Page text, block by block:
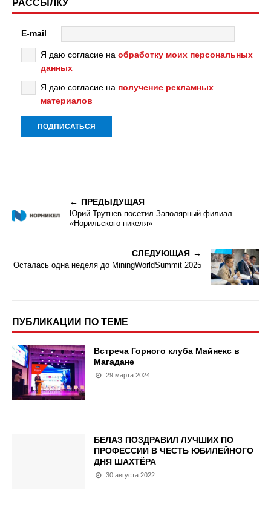
РАССЫЛКУ
E-mail
Я даю согласие на обработку моих персональных
данных
Я даю согласие на получение рекламных
материалов
ПРЕДЫДУЩАЯ
Юрий Трутнев посетил Заполярный филиал
«Норильского никеля»
СЛЕДУЮЩАЯ
Осталась одна неделя до MiningWorldSummit 2025
ПУБЛИКАЦИИ ПО ТЕМЕ
Встреча Горного клуба Майнекс в
Магадане
29 марта 2024
БЕЛАЗ ПОЗДРАВИЛ ЛУЧШИХ ПО
ПРОФЕССИИ В ЧЕСТЬ ЮБИЛЕЙНОГО
ДНЯ ШАХТЁРА
30 августа 2022